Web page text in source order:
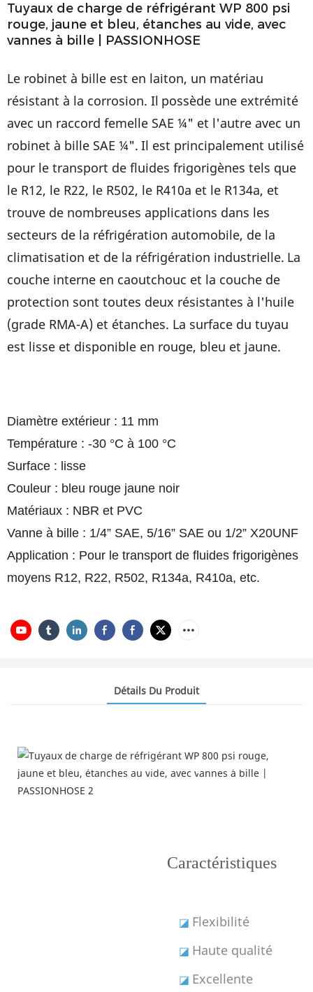
Tuyaux de charge de réfrigérant WP 800 psi
rouge, jaune et bleu, étanches au vide, avec
vannes à bille | PASSIONHOSE
Le robinet à bille est en laiton, un matériau
résistant à la corrosion. Il possède une extrémité
avec un raccord femelle SAE ¼" et l'autre avec un
robinet à bille SAE ¼". Il est principalement utilisé
pour le transport de fluides frigorigènes tels que
le R12, le R22, le R502, le R410a et le R134a, et
trouve de nombreuses applications dans les
secteurs de la réfrigération automobile, de la
climatisation et de la réfrigération industrielle. La
couche interne en caoutchouc et la couche de
protection sont toutes deux résistantes à l'huile
(grade RMA-A) et étanches. La surface du tuyau
est lisse et disponible en rouge, bleu et jaune.
Diamètre extérieur : 11 mm
Température : -30 °C à 100 °C
Surface : lisse
Couleur : bleu rouge jaune noir
Matériaux : NBR et PVC
Vanne à bille : 1/4” SAE, 5/16” SAE ou 1/2” X20UNF
Application : Pour le transport de fluides frigorigènes
moyens R12, R22, R502, R134a, R410a, etc.
Détails Du Produit
Caractéristiques du produit
Caractéristiques
◪ Flexibilité
◪ Haute qualité
◪ Excellente